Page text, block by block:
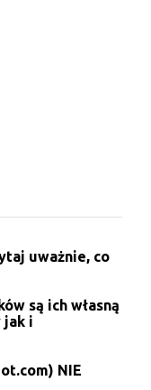
uważnie, co
są ich własną
jak i
NIE